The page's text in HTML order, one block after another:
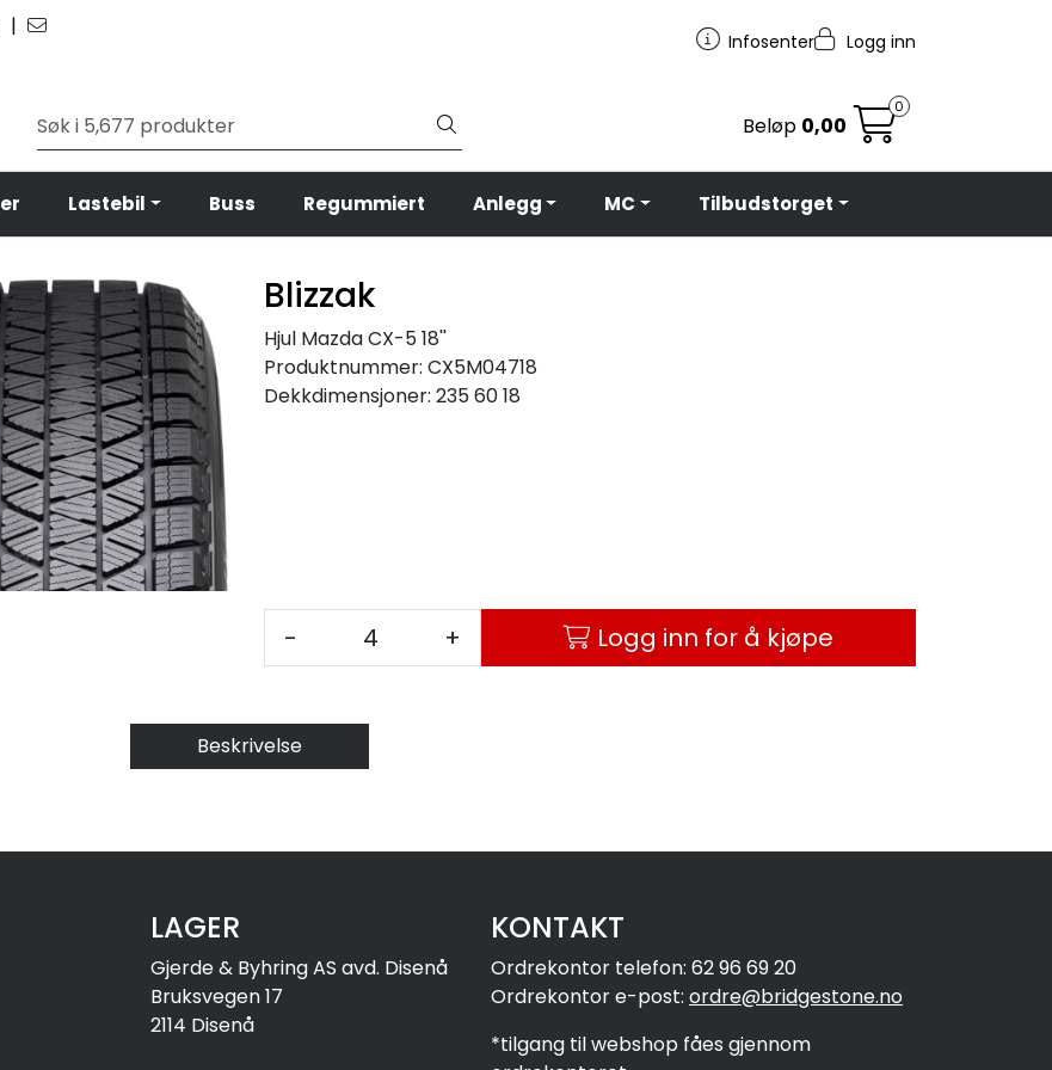
|
Infosenter Logg inn
Beløp 0,00
0
Lastebil Buss Regummiert Anlegg MC Tilbudstorget
Blizzak
Hjul Mazda CX-5 18''
Produktnummer: CX5M04718
Dekkdimensjoner: 235 60 18
- + Logg inn for å kjøpe
Beskrivelse
LAGER
Gjerde & Byhring AS avd. Disenå
Bruksvegen 17
2114 Disenå
KONTAKT
Ordrekontor telefon: 62 96 69 20
Ordrekontor e-post: ordre@bridgestone.no
*tilgang til webshop fåes gjennom